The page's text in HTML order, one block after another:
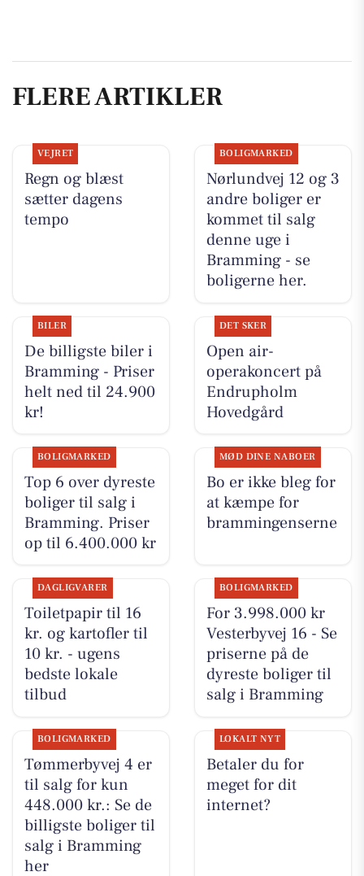
FLERE ARTIKLER
VEJRET
Regn og blæst
sætter dagens
tempo
BOLIGMARKED
Nørlundvej 12 og 3
andre boliger er
kommet til salg
denne uge i
Bramming - se
boligerne her.
BILER
De billigste biler i
Bramming - Priser
helt ned til 24.900
kr!
DET SKER
Open air-
operakoncert på
Endrupholm
Hovedgård
BOLIGMARKED
Top 6 over dyreste
boliger til salg i
Bramming. Priser
op til 6.400.000 kr
MØD DINE NABOER
Bo er ikke bleg for
at kæmpe for
brammingenserne
DAGLIGVARER
Toiletpapir til 16
kr. og kartofler til
10 kr. - ugens
bedste lokale
tilbud
BOLIGMARKED
For 3.998.000 kr
Vesterbyvej 16 - Se
priserne på de
dyreste boliger til
salg i Bramming
BOLIGMARKED
Tømmerbyvej 4 er
til salg for kun
448.000 kr.: Se de
billigste boliger til
salg i Bramming
her
LOKALT NYT
Betaler du for
meget for dit
internet?